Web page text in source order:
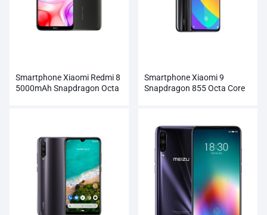
Smartphone Xiaomi Redmi 8
5000mAh Snapdragon Octa
Smartphone Xiaomi 9
Snapdragon 855 Octa Core